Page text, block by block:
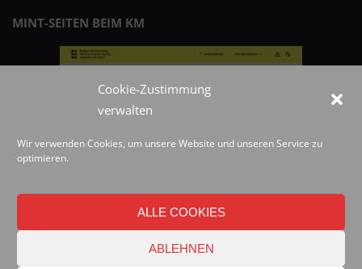
Cookie-Zustimmung
verwalten
Wir verwenden Cookies, um unsere Website und unseren Service zu
optimieren.
ALLE COOKIES
ABLEHNEN
MINT-SEITEN BEIM KM
© 2019 Best blog in 21st Century